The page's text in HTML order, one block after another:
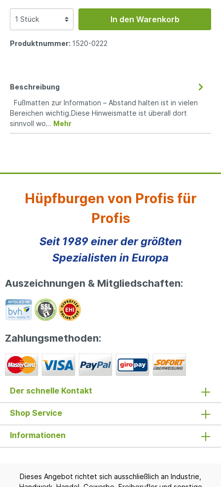
In den Warenkorb
Produktnummer: 1520-0222
Beschreibung
Fußmatten zur Information – Abstand halten ist in vielen
Bereichen wichtig.Diese Hinweismatte ist überall dort
sinnvoll wo… Mehr
Hüpfburgen von Profis für
Profis
Seit 1989 einer der größten
Spezialisten in Europa
Auszeichnungen & Mitgliedschaften:
Zahlungsmethoden:
Der schnelle Kontakt
Shop Service
Informationen
Dieses Angebot richtet sich ausschließlich an Industrie,